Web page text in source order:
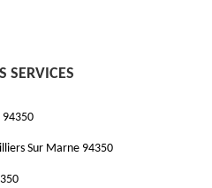
SERVICES
94350
Sur Marne 94350